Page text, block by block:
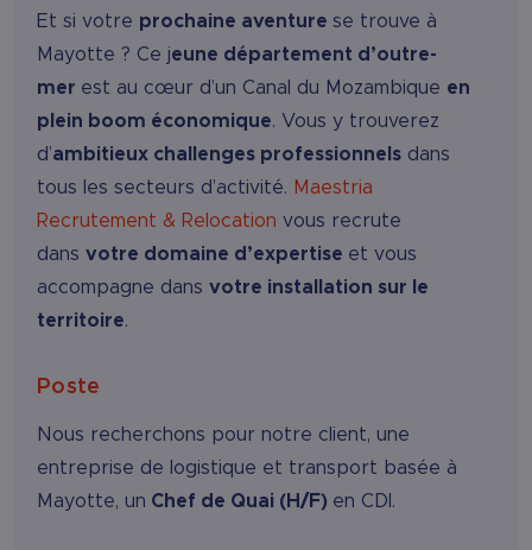
Et si votre prochaine aventurese trouve à
Mayotte ? Ce jeune département d’outre-
mer est au cœur d’un Canal du Mozambique en
plein boom économique. Vous y trouverez
d’ambitieux challenges professionnels dans
tous les secteurs d’activité. Maestria
Recrutement & Relocation vous recrute
dansvotre domaine d’expertise et vous
accompagne dansvotre installation sur le
territoire.
Poste
Nous recherchons pour notre client, une
entreprise de logistique et transport basée à
Mayotte, un Chef de Quai (H/F) en CDI.